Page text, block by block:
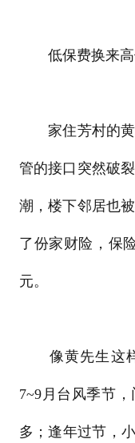
低保费换来高
家住芳村的黄
管的接口突然破
潮，楼下邻居也
了份家财险，保
元。
像黄先生这样
7~9月台风季节
多；逢年过节，